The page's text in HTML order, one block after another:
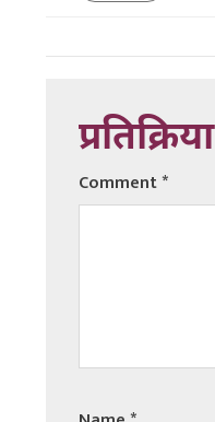
प्रतिक्रिया
Comment*